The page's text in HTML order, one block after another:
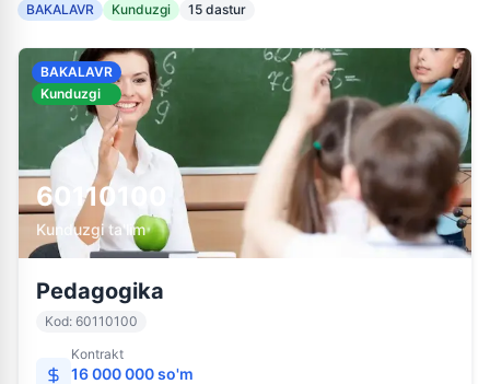
BAKALAVR Kunduzgi 15 dastur
60110100
Kunduzgi ta'lim
BAKALAVR
Kunduzgi
Pedagogika
Kod: 60110100
Kontrakt
16 000 000 so'm